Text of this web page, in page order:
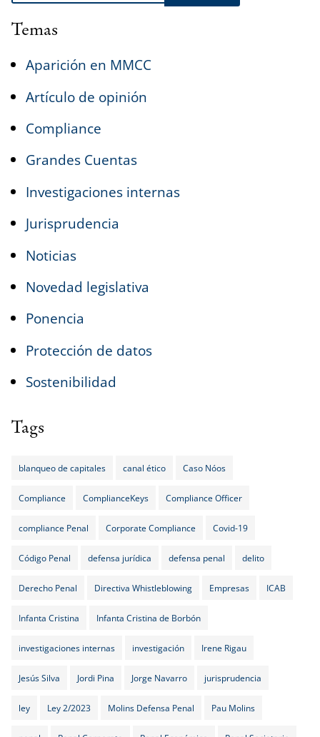
Temas
Aparición en MMCC
Artículo de opinión
Compliance
Grandes Cuentas
Investigaciones internas
Jurisprudencia
Noticias
Novedad legislativa
Ponencia
Protección de datos
Sostenibilidad
Tags
blanqueo de capitales canal ético Caso Nóos
Compliance ComplianceKeys Compliance Officer
compliance Penal Corporate Compliance Covid-19
Código Penal defensa jurídica defensa penal delito
Derecho Penal Directiva Whistleblowing Empresas ICAB
Infanta Cristina Infanta Cristina de Borbón
investigaciones internas investigación Irene Rigau
Jesús Silva Jordi Pina Jorge Navarro jurisprudencia
ley Ley 2/2023 Molins Defensa Penal Pau Molins